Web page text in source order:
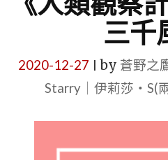
三千
2020-12-27 by 蒼野之
Starry｜伊莉莎・S(